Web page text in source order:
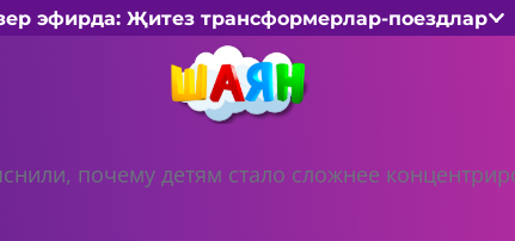
эфирда: Җитез трансформерлар-поездлар
почему детям стало сложнее